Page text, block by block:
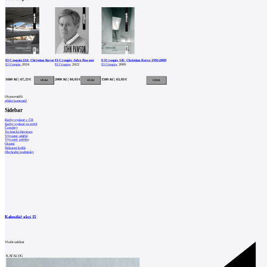
El Croquis 224: Christian Kerez
El Croquis , 2024
1600 Kč | 67,23 €
El Croquis: John Pawson
El Croquis, 2022
2000 Kč | 84,03 €
El Croquis 145: Christian Kerez 1992-2009
El Croquis, 2009
1500 Kč | 63,03 €
0komentářů
přidat komentář
Sidebar
Knihy vydané v ČR
Knihy vydané ve světě
Časopisy
Technická literatura
Výtvarné umění
Výtvarné potřeby
Ostatní
Nákupní košík
Obchodní podmínky
Kalendář akcí 15
Vložit událost
KATALOG